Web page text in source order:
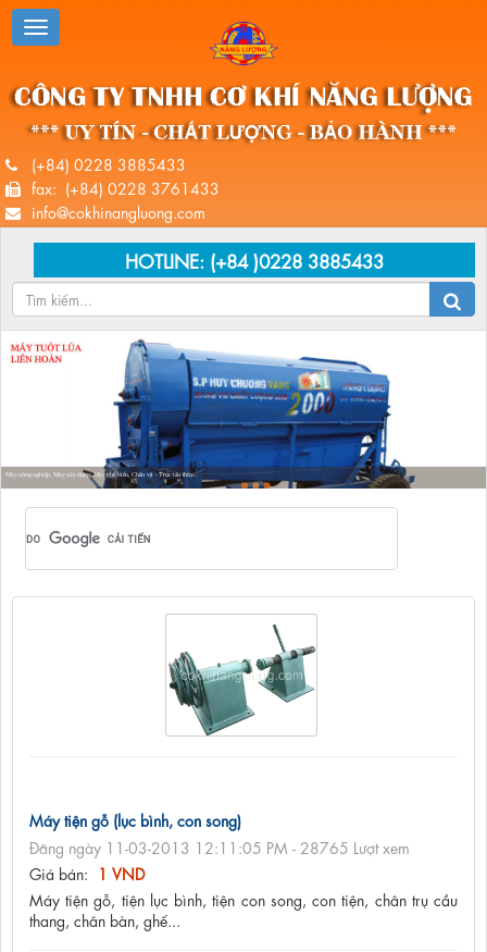
(+84) 0228 3885433
fax: (+84) 0228 3761433
info@cokhinangluong.com
HOTLINE: (+84 )0228 3885433
Máy nông nghiệp, Máy xây dựng, Máy chế biến, Chân vịt - Trục tàu thủy...
Máy tiện gỗ (lục bình, con song)
Đăng ngày 11-03-2013 12:11:05 PM - 28765 Lượt xem
Giá bán:
1 VND
Máy tiện gỗ, tiện lục bình, tiện con song, con tiện, chân trụ cầu
thang, chân bàn, ghế...